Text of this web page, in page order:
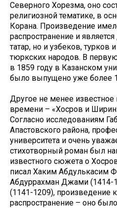
Северного Хорезма, оно
религиозной тематике, в
Корана. Произведение
распространение и
татар, но и узбеков, турков
тюркских народов. В
в 1859 году в Казанском
было выпущено уже более
Другое не менее известное
времени – «Хосров и
Согласно исследованиям
Апастовского района,
университета и очень
стихотворный роман был
известного сюжета о
писал Хаким Абдулькасим
Абдуррахман Джами (1414-
(1141-1209), произведение
распространение – оно